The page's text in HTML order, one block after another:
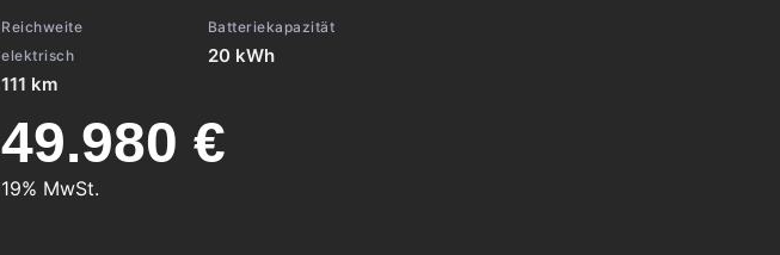
Reichweite
elektrisch
111 km
Batteriekapazität
20 kWh
49.980 €
19% MwSt.